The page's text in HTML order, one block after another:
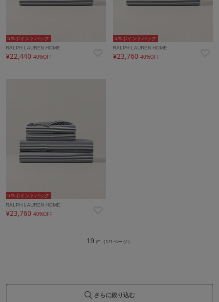
5％ポイントバック
RALPH LAUREN HOME
¥22,440 40%OFF
5％ポイントバック
RALPH LAUREN HOME
¥23,76040%OFF
5％ポイントバック
RALPH LAUREN HOME
¥23,760 40%OFF
19 件（1/1ページ）
さらに絞り込む